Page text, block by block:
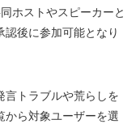
ホストやスピーカーと
認後に参加可能となり
言トラブルや荒らしを
から対象ユーザーを選